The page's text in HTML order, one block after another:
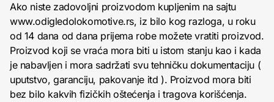
Ako niste zadovoljni proizvodom kupljenim na sajtu
www.odigledolokomotive.rs, iz bilo kog razloga, u roku
od 14 dana od dana prijema robe možete vratiti proizvod.
Proizvod koji se vraća mora biti u istom stanju kao i kada
je nabavljen i mora sadržati svu tehničku dokumentaciju (
uputstvo, garanciju, pakovanje itd ). Proizvod mora biti
bez bilo kakvih fizičkih oštećenja i tragova korišćenja.